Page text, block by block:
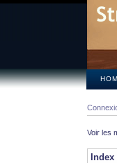
Voir les